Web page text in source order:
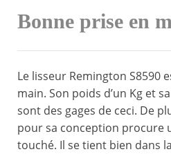
Bonne prise en
Le lisseur Remington S8590
main. Son poids d’un Kg et
sont des gages de ceci. De
pour sa conception procure
touché. Il se tient bien dans